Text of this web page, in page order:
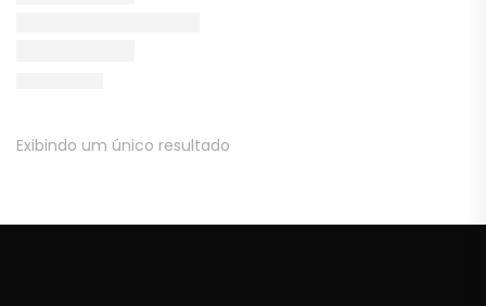
Exibindo um único resultado